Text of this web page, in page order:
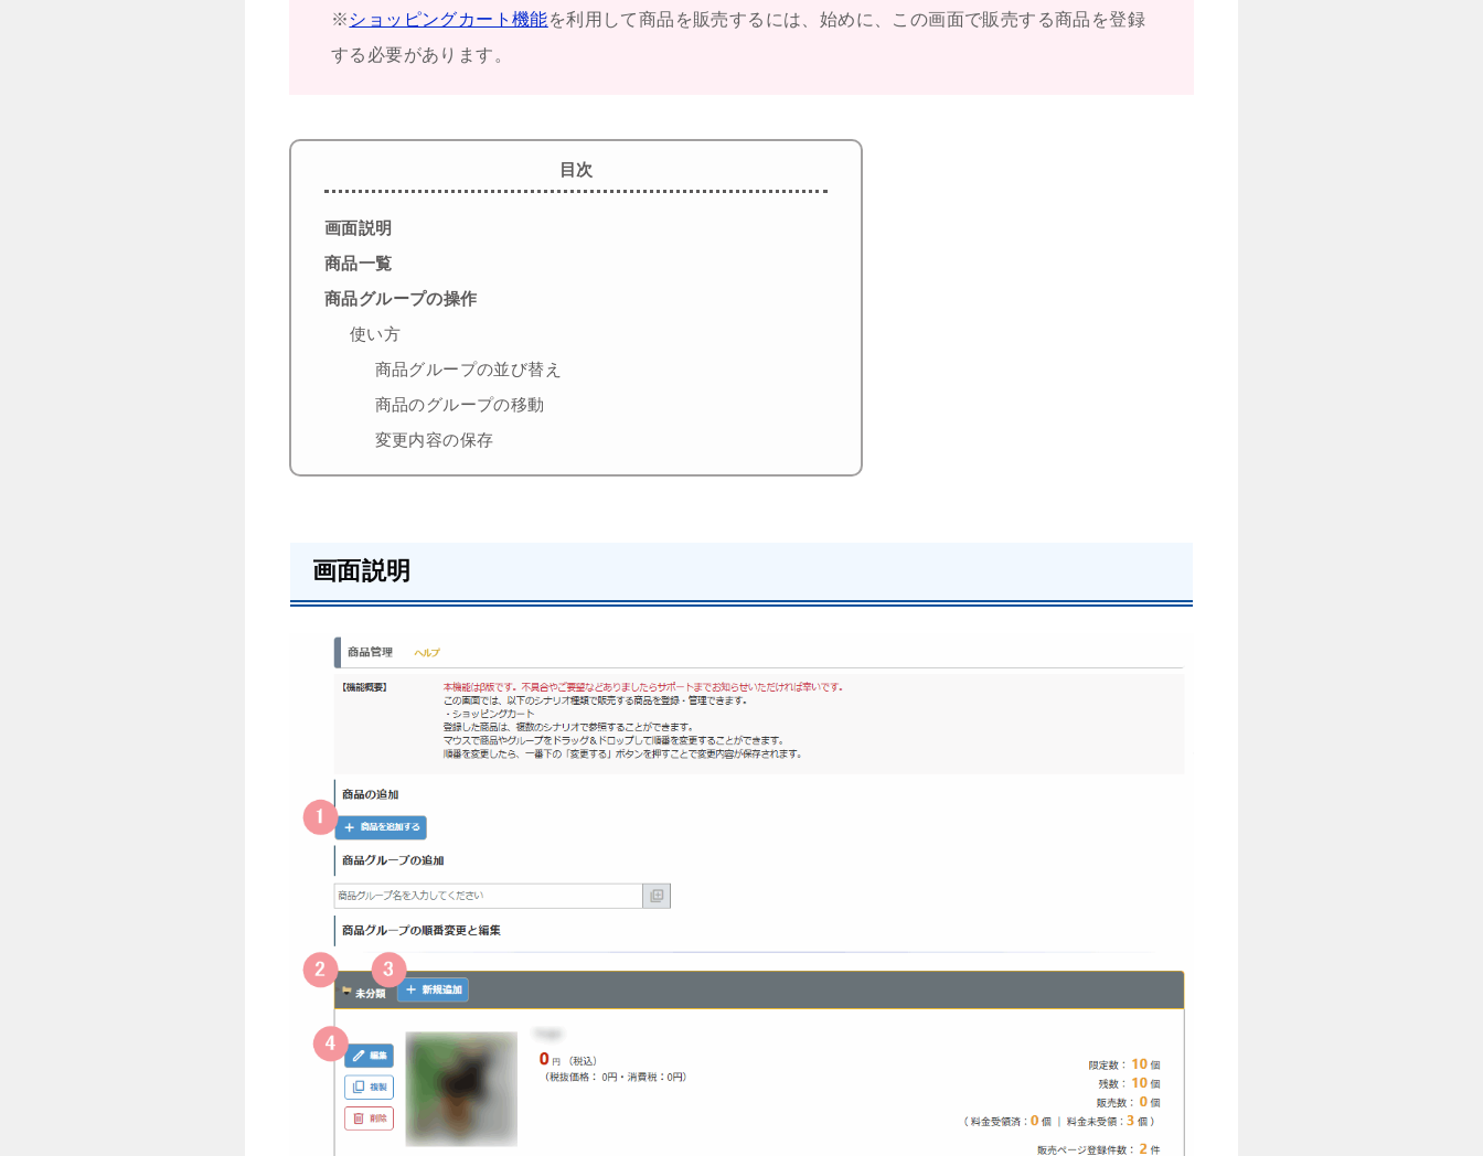
※ ショッピングカート機能を利用して商品を販売するには、始めに、この画面で販売する商品を登録
する必要があります。
目次
画面説明
商品一覧
商品グループの操作
使い方
商品グループの並び替え
商品のグループの移動
変更内容の保存
画面説明